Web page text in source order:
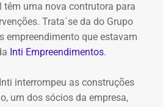
RJ2/TV GLOBO
têm uma nova contrutora para
Trata´se da do Grupo
empreendimento que estavam
Inti Empreendimentos.
interrompeu as construções
um dos sócios da empresa,